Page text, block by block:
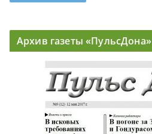
Архив газеты «ПульсДона»